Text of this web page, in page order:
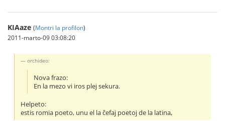
KIAaze (Montri la profilon)
2011-marto-09 03:08:20
orchideo:
Nova frazo:
En la mezo vi iros plej sekura.
Helpeto:
estis romia poeto, unu el la ĉefaj poetoj de la latina,